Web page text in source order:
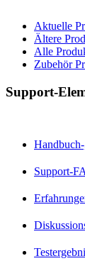
Aktuelle
Ältere
Alle
Zubehör
Support-
Support-